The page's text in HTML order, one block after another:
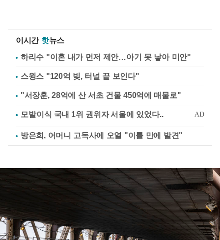
이시간 핫뉴스
하리수 "이혼 내가 먼저 제안…아기 못 낳아 미안"
스윙스 "120억 빚, 터널 끝 보인다"
"서장훈, 28억에 산 서초 건물 450억에 매물로"
방은희, 어머니 고독사에 오열 "이틀 만에 발견"